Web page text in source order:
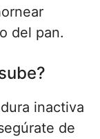
del pan.
inactiva
de